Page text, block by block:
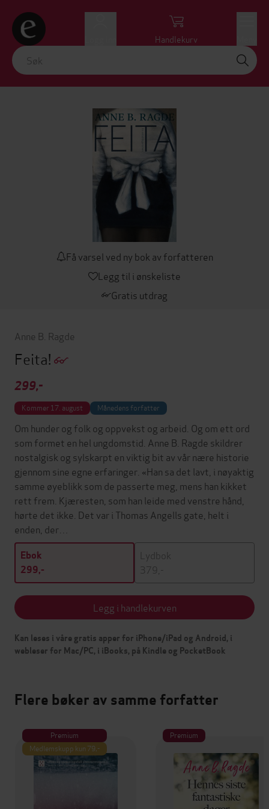
Handlekurv
Få varsel ved ny bok av forfatteren
Legg til i ønskeliste
Gratis utdrag
Anne B. Ragde
Feita!
299,-
Kommer 17. august Månedens forfatter
Om hunder og folk og oppvekst og arbeid. Og om ett ord
som formet en hel ungdomstid. Anne B. Ragde skildrer
nostalgisk og sylskarpt en viktig bit av vår nære historie
gjennom sine egne erfaringer. «Han sa det lavt, i nøyaktig
samme øyeblikk som de passerte meg, mens han kikket
rett frem. Kjæresten, som han leide med venstre hånd,
hørte det ikke. Det var i Thomas Angells gate, helt i
enden, der…
Ebok
299,-
Lydbok
379,-
Legg i handlekurven
Kan leses i våre gratis apper for iPhone/iPad og Android, i
webleser for Mac/PC, i iBooks, på Kindle og PocketBook
Flere bøker av samme forfatter
Premium
Medlemskupp kun 79,-
Premium